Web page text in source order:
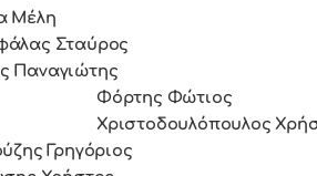
Σταύρος
Φόρτης Φώτιος
Χριστοδουλόπουλος